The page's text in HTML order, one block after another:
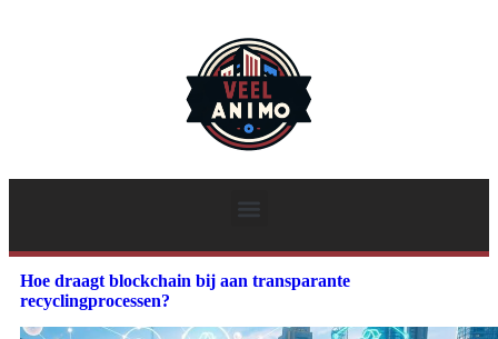
Hoe draagt blockchain bij aan transparante
recyclingprocessen?